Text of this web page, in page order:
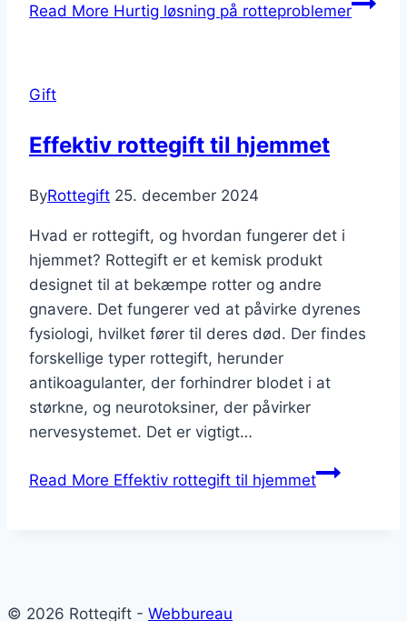
Read More Hurtig løsning på rotteproblemer
Gift
Effektiv rottegift til hjemmet
ByRottegift 25. december 2024
Hvad er rottegift, og hvordan fungerer det i
hjemmet? Rottegift er et kemisk produkt
designet til at bekæmpe rotter og andre
gnavere. Det fungerer ved at påvirke dyrenes
fysiologi, hvilket fører til deres død. Der findes
forskellige typer rottegift, herunder
antikoagulanter, der forhindrer blodet i at
størkne, og neurotoksiner, der påvirker
nervesystemet. Det er vigtigt…
Read More Effektiv rottegift til hjemmet
© 2026 Rottegift - Webbureau